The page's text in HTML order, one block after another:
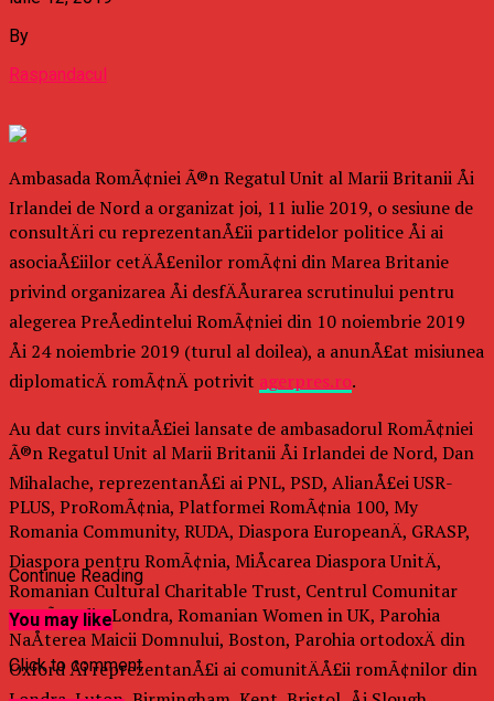
By
Raspandacul
Ambasada RomÃ¢niei Ã®n Regatul Unit al Marii Britanii Åi
Irlandei de Nord a organizat joi, 11 iulie 2019, o sesiune de
consultÄri cu reprezentanÅ£ii partidelor politice Åi ai
asociaÅ£iilor cetÄÅ£enilor romÃ¢ni din Marea Britanie
privind organizarea Åi desfÄÅurarea scrutinului pentru
alegerea PreÅedintelui RomÃ¢niei din 10 noiembrie 2019
Åi 24 noiembrie 2019 (turul al doilea), a anunÅ£at misiunea
diplomaticÄ romÃ¢nÄ potrivit agerpres.ro.
Au dat curs invitaÅ£iei lansate de ambasadorul RomÃ¢niei
Ã®n Regatul Unit al Marii Britanii Åi Irlandei de Nord, Dan
Mihalache, reprezentanÅ£i ai PNL, PSD, AlianÅ£ei USR-
PLUS, ProRomÃ¢nia, Platformei RomÃ¢nia 100, My
Romania Community, RUDA, Diaspora EuropeanÄ, GRASP,
Diaspora pentru RomÃ¢nia, MiÅcarea Diaspora UnitÄ,
Romanian Cultural Charitable Trust, Centrul Comunitar
RomÃ¢n din Londra, Romanian Women in UK, Parohia
NaÅterea Maicii Domnului, Boston, Parohia ortodoxÄ din
Oxford Åi reprezentanÅ£i ai comunitÄÅ£ii romÃ¢nilor din
Continue Reading
You may like
Click to comment